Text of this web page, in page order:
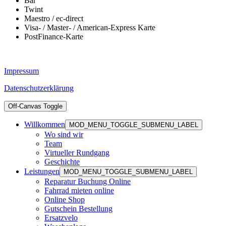
Twint
Maestro / ec-direct
Visa- / Master- / American-Express Karte
PostFinance-Karte
Impressum
Datenschutzerklärung
Off-Canvas Toggle
Willkommen MOD_MENU_TOGGLE_SUBMENU_LABEL
Wo sind wir
Team
Virtueller Rundgang
Geschichte
Leistungen
MOD_MENU_TOGGLE_SUBMENU_LABEL
Reparatur Buchung Online
Fahrrad mieten online
Online Shop
Gutschein Bestellung
Ersatzvelo